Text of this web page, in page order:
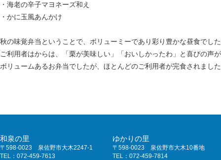
・海老の辛子マヨネーズ和え
・かに玉風あんかけ
秋の味覚弁当ということで、ボリューミーであり彩り豊かな昼食でし
ご利用者はからは、「栗が美味しい」「おいしかったわ」と喜びの声
ボリュームあるお弁当でしたが、ほとんどのご利用者が完食されまし
和泉の里
〒598-0023 泉佐野市大木2247-1
TEL：072-459-7613
ゆかりの里
〒598-0023 泉佐野市大木10番地
TEL：072-459-7814